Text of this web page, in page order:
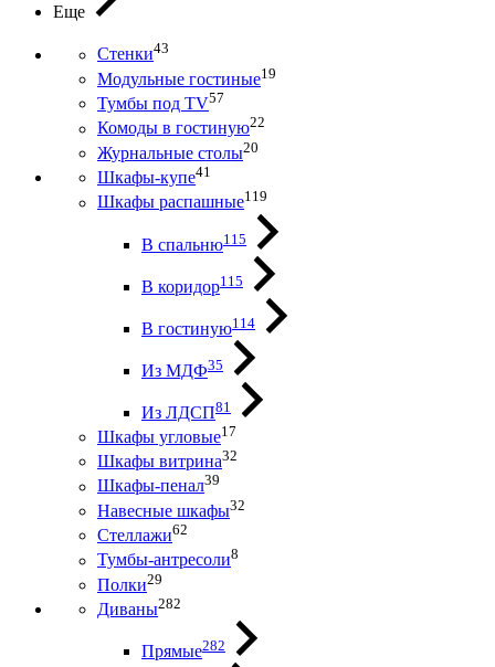
Еще
Стенки43
Модульные гостиные19
Тумбы под ТV57
Комоды в гостиную22
Журнальные столы20
Шкафы-купе41
Шкафы распашные119
В спальню115
В коридор115
В гостиную114
Из МДФ35
Из ЛДСП81
Шкафы угловые17
Шкафы витрина32
Шкафы-пенал39
Навесные шкафы32
Стеллажи62
Тумбы-антресоли8
Полки29
Диваны282
Прямые282